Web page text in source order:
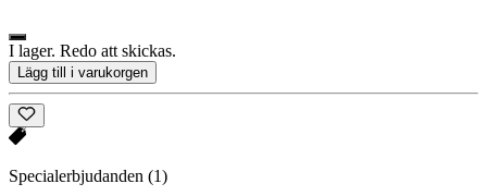
I lager. Redo att skickas.
Lägg till i varukorgen
Specialerbjudanden (1)